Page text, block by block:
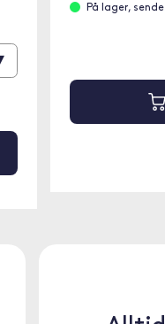
På lager,